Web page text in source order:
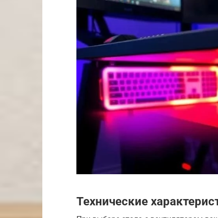
Технические